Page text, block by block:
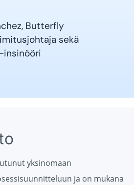
Butterfly
sekä
yksinomaan
ja on mukana